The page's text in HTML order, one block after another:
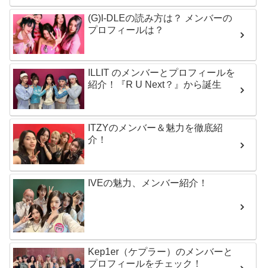
(G)I-DLEの読み方は？ メンバーの
プロフィールは？
ILLIT のメンバーとプロフィールを
紹介！『R U Next？』から誕生
ITZYのメンバー＆魅力を徹底紹
介！
IVEの魅力、メンバー紹介！
Kep1er（ケプラー）のメンバーと
プロフィールをチェック！